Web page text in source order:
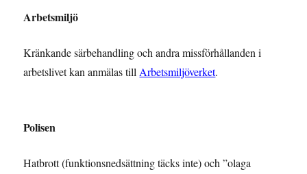
Arbetsmiljö
Kränkande särbehandling och andra missförhållanden i
arbetslivet kan anmälas till Arbetsmiljöverket.
Polisen
Hatbrott (funktionsnedsättning täcks inte) och ”olaga